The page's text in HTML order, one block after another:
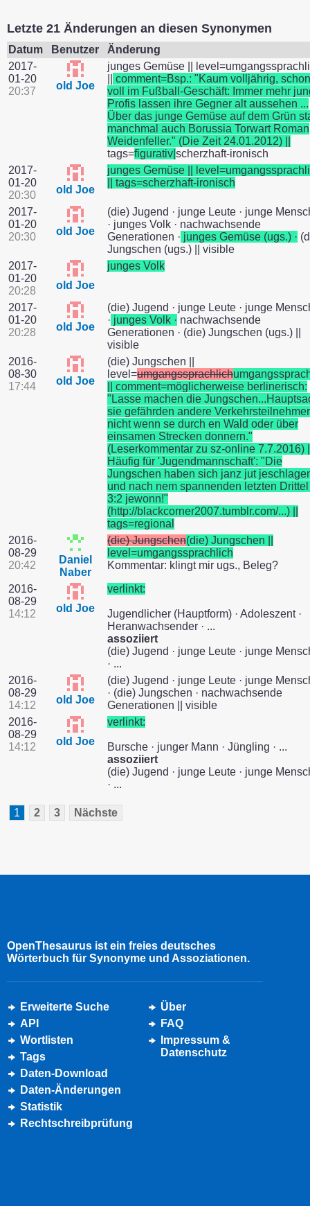
Letzte 21 Änderungen an diesen Synonymen
Datum Benutzer
Änderung
2017-
01-20
20:37
old Joe
junges Gemüse ||
comment=Bsp.: "Kaum volljährig, schon
voll im Fußball-Geschäft: Immer mehr
Profis lassen ihre Gegner alt aussehen ...
Über das junge Gemüse auf dem Grün
manchmal auch Borussia Torwart Roman
Weidenfeller." (Die Zeit 24.01.2012) ||
tags=figurativ| scherzhaft-ironisch
2017-
01-20
20:30
old Joe
junges Gemüse ||
|| tags=scherzhaft-ironisch
2017-
01-20
20:30
old Joe
(die) Jugend · junge Leute · junge
· junges Volk · nachwachsende
Generationen · junges Gemüse (ugs.) ·
Jungschen (ugs.) || visible
2017-
01-20
20:28
old Joe
junges Volk
2017-
01-20
20:28
old Joe
(die) Jugend · junge Leute · junge
· junges Volk · nachwachsende
Generationen · (die) Jungschen (ugs.) ||
visible
2016-
08-30
17:44
old Joe
(die) Jungschen ||
level=umgangssprachlich
|| comment=möglicherweise berlinerisch:
"Lasse machen die
sie gefährden andere Verkehrsteilnehmer
nicht wenn se durch en Wald oder über
einsamen Strecken donnern."
(Leserkommentar zu sz-online 7.7.2016) |
Häufig für 'Jugendmannschaft': "Die
Jungschen haben sich janz jut
und nach nem spannenden letzten
3:2 jewonn!"
(http://blackcorner2007.tumblr.com/...) ||
tags=regional
2016-
08-29
20:42
Daniel
Naber
(die) Jungschen(die) Jungschen ||
level=umgangssprachlich
Kommentar: klingt mir ugs., Beleg?
2016-
08-29
14:12
old Joe
verlinkt:
Jugendlicher (Hauptform) · Adoleszent ·
Heranwachsender · ...
assoziiert
(die) Jugend · junge Leute · junge
· ...
2016-
08-29
14:12
old Joe
(die) Jugend · junge Leute · junge
· (die) Jungschen · nachwachsende
Generationen || visible
2016-
08-29
14:12
old Joe
verlinkt:
Bursche · junger Mann · Jüngling · ...
assoziiert
(die) Jugend · junge Leute · junge
· ...
1 2 3 Nächste
OpenThesaurus ist ein freies deutsches
Wörterbuch für Synonyme und Assoziationen.
Erweiterte Suche
API
Wortlisten
Tags
Daten-Download
Daten-Änderungen
Statistik
Rechtschreibprüfung
Über
FAQ
Impressum &
Datenschutz